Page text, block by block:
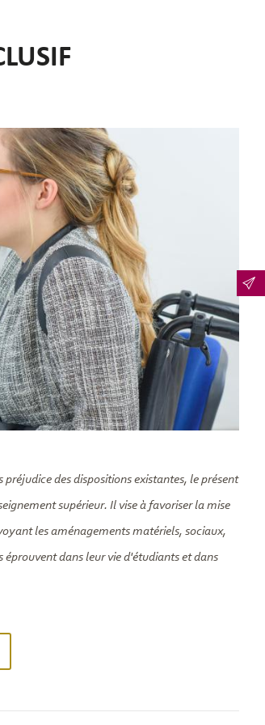
préjudice des dispositions existantes, le présent
supérieur. Il vise à favoriser la mise
les aménagements matériels, sociaux,
dans leur vie d'étudiants et dans